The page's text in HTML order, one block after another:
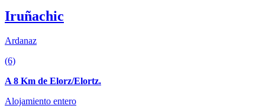
Iruñachic
Ardanaz
(6)
A 8 Km de Elorz/Elortz.
Alojamiento entero